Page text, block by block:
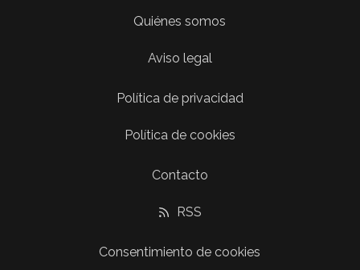
Quiénes somos
Aviso legal
Política de privacidad
Política de cookies
Contacto
RSS
Consentimiento de cookies